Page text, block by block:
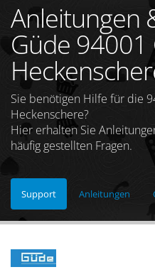
Anleitungen
Güde 94001
Sie benötigen Hilfe für die
Heckenschere?
Hier erhalten Sie
häufig gestellten Fragen.
Support Anleitungen